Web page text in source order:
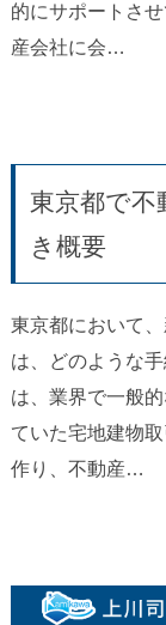
的にサポートさ
産会社に会…
東京都で不
き概要
東京都において
は、どのような
は、業界で一般
ていた宅地建物
作り、不動産…